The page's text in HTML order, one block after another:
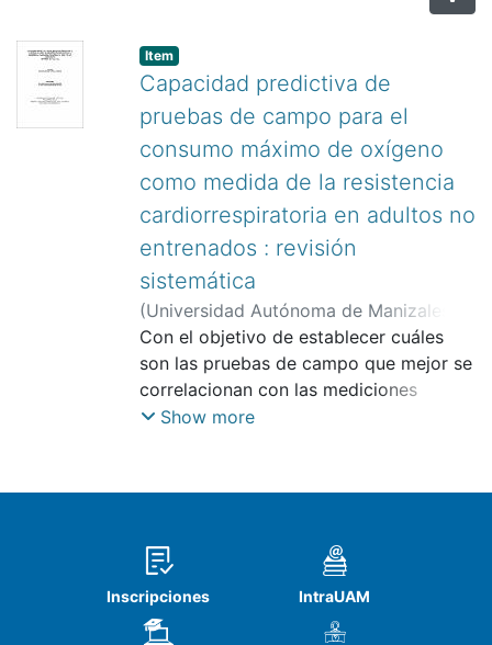
Item
Capacidad predictiva de
pruebas de campo para el
consumo máximo de oxígeno
como medida de la resistencia
cardiorrespiratoria en adultos no
entrenados : revisión
sistemática
(Universidad Autónoma de Manizales
2011 )García García, Angélica María;
Ramos Bermúdez, Santiago;Aguirre
Ospina, Óscar David
Con el objetivo de establecer cuáles
son las pruebas de campo que mejor se
correlacionan con las mediciones
directas (en laboratorio) para la
fue revisada la literatura científica
bases de datos PubMed, Bireme
(Biblioteca Virtual de Salud), Biblioteca
Cochrane, ProQuest, ScienceDirect,
Ovid, Hinari, Ebsco y Embase; así como
Show more
Inscripciones IntraUAM